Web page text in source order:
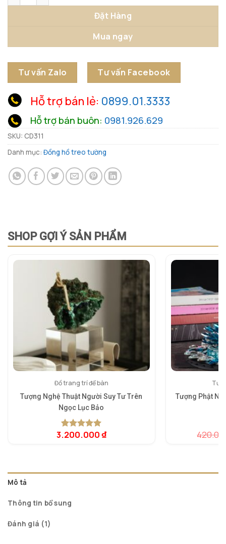
Đặt Hàng
Mua ngay
Tư vấn Zalo Tư vấn Facebook
Hỗ trợ bán lẻ: 0899.01.3333
Hỗ trợ bán buôn: 0981.926.629
SKU: CD311
Danh mục: Đồng hồ treo tường
SHOP GỢI Ý SẢN PHẨM
Đồ trang trí để bàn
Tượng Nghệ Thuật Người Suy Tư Trên
Ngọc Lục Bảo
5.00trên 5
1
3.200.000₫
Tượng Phật
Mô tả
Thông tin bổ sung
Đánh giá (1)